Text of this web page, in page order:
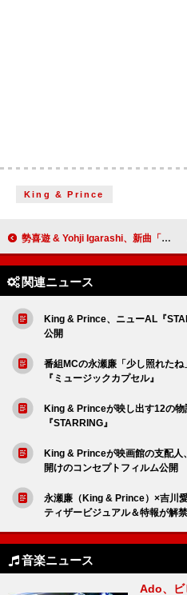
King & Prince
勢喜遊 & Yohji Igarashi、新曲「SUPERMARKET」配信へ YouTubeチャンネル開設＆MV公開も決定
関連ニュース
King & Prince、ニューAL『
公開
番組MCの永瀬廉「少し照れた
『ミュージックカプセル』
King & Princeが映し出す12の物
『STARRING』
King & Princeが映画館の支配人
開けのコンセプトフィルム公開
永瀬廉（King & Prince）×吉川
ティザービジュアル＆特報が解禁
音楽ニュース
Ado、ビ